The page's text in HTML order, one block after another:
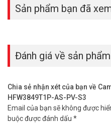
Sản phẩm bạn đã
Đánh giá về sản phẩm
Chia sẻ nhận xét của bạn về
HFW3849T1P-AS-PV-S3
Email của bạn sẽ không được
buộc được đánh dấu *